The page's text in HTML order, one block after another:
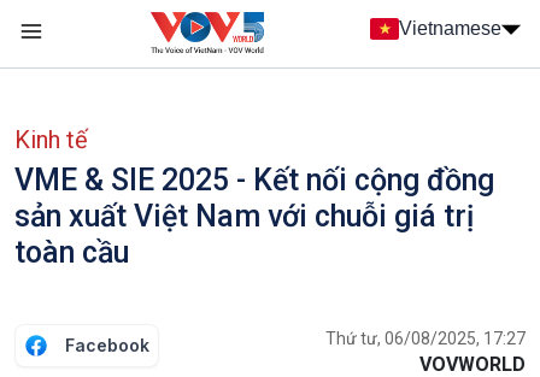
Nhảy đến nội dung
Vietnamese
Kinh tế
VME & SIE 2025 - Kết nối cộng đồng
sản xuất Việt Nam với chuỗi giá trị
toàn cầu
Facebook Thứ tư, 06/08/2025, 17:27
VOVWORLD